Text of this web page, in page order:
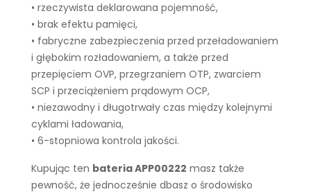
• rzeczywista deklarowana pojemność,
• brak efektu pamięci,
• fabryczne zabezpieczenia przed przeładowaniem
i głębokim rozładowaniem, a także przed
przepięciem OVP, przegrzaniem OTP, zwarciem
SCP i przeciążeniem prądowym OCP,
• niezawodny i długotrwały czas między kolejnymi
cyklami ładowania,
• 6-stopniowa kontrola jakości.
Kupując ten bateria APP00222 masz także
pewność, że jednocześnie dbasz o środowisko